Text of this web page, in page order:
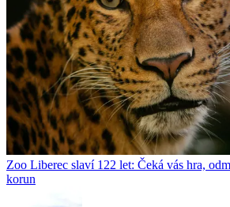
Zoo Liberec slaví 122 let: Čeká vás hra,
korun